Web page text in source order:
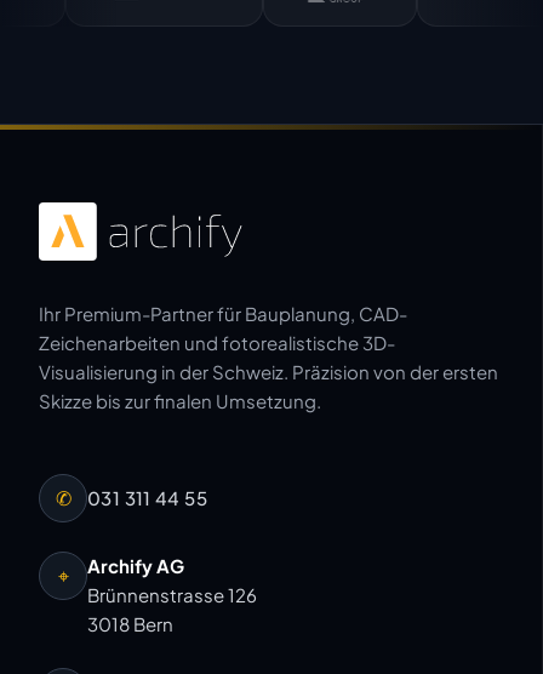
Ihr Premium-Partner für Bauplanung, CAD-
Zeichenarbeiten und fotorealistische 3D-
Visualisierung in der Schweiz. Präzision von der ersten
Skizze bis zur finalen Umsetzung.
✆ 031 311 44 55
⌖
Archify AG
Brünnenstrasse 126
3018 Bern